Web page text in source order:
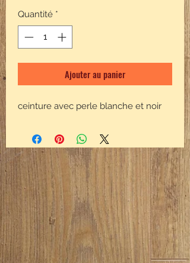
Quantité *
Ajouter au panier
ceinture avec perle blanche et noir